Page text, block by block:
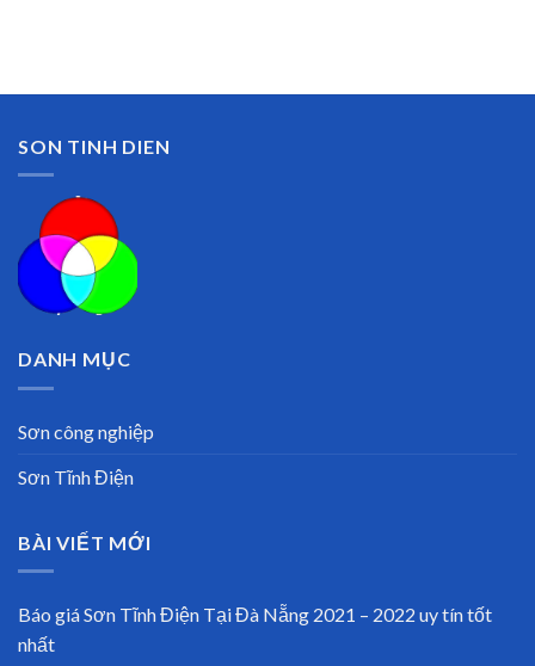
SON TINH DIEN
DANH MỤC
Sơn công nghiệp
Sơn Tĩnh Điện
BÀI VIẾT MỚI
Báo giá Sơn Tĩnh Điện Tại Đà Nẵng 2021 – 2022 uy tín tốt
nhất